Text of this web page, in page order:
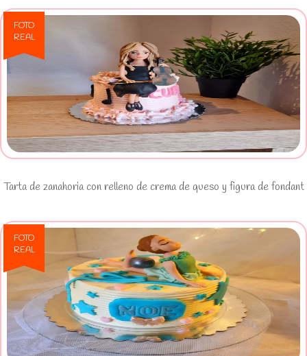
FOTO
REAL
Ver Tarta de zanahoria con relleno
de crema de queso y figura de fondant
Tarta de zanahoria con relleno de crema de queso y figura de fondant
FOTO
REAL
Ver Tarta personalizada con figura
de fondant